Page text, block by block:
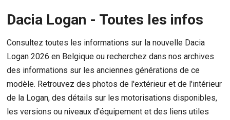
Dacia Logan - Toutes les infos
Consultez toutes les informations sur la nouvelle Dacia
Logan 2026 en Belgique ou recherchez dans nos archives
des informations sur les anciennes générations de ce
modèle. Retrouvez des photos de l'extérieur et de l'intérieur
de la Logan, des détails sur les motorisations disponibles,
les versions ou niveaux d'équipement et des liens utiles